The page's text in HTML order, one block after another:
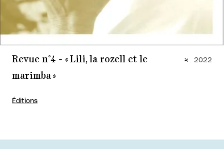
Revue n°4 - « Lili, la rozell et le
marimba »
Éditions
2022